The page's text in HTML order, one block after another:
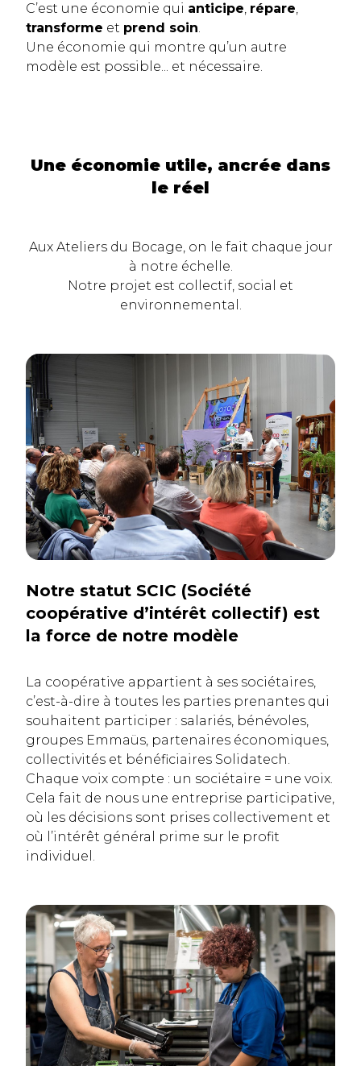
C’est une économie qui anticipe, répare,
transforme et prend soin.
Une économie qui montre qu’un autre
modèle est possible... et nécessaire.
Une économie utile, ancrée dans
le réel
Aux Ateliers du Bocage, on le fait chaque jour
à notre échelle.
Notre projet est collectif, social et
environnemental.
Notre statut SCIC (Société
coopérative d’intérêt collectif) est
la force de notre modèle
La coopérative appartient à ses sociétaires,
c’est-à-dire à toutes les parties prenantes qui
souhaitent participer : salariés, bénévoles,
groupes Emmaüs, partenaires économiques,
collectivités et bénéficiaires Solidatech.
Chaque voix compte : un sociétaire = une voix.
Cela fait de nous une entreprise participative,
où les décisions sont prises collectivement et
où l’intérêt général prime sur le profit
individuel.